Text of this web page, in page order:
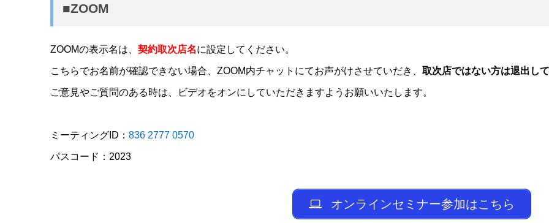
■ZOOM
ZOOMの表示名は、 契約取次店名に設定してください。
こちらでお名前が確認できない場合、ZOOM内チャットにてお声がけさせていだき、 取次店ではない方は退出し
ご意見やご質問のある時は、ビデオをオンにしていただきますようお願いいたします。
ミーティングID： 836 2777 0570
パスコード：2023
オンラインセミナー参加はこちら